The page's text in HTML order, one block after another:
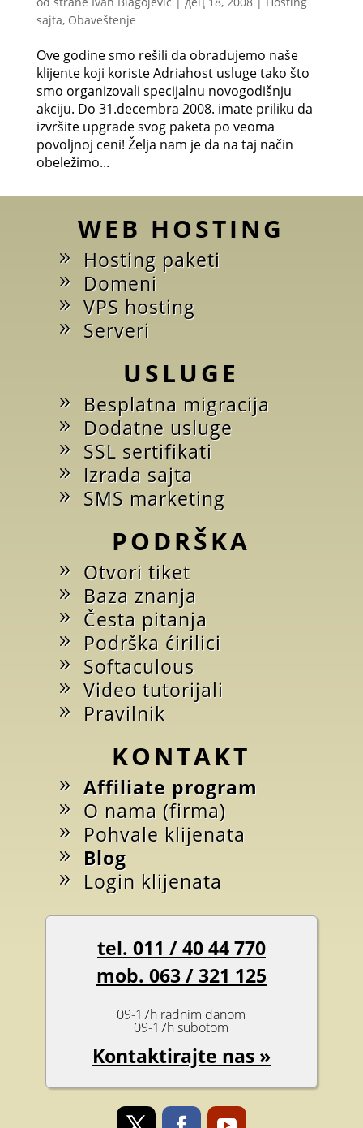
sajta, Obaveštenje
Ove godine smo rešili da obradujemo naše
klijente koji koriste Adriahost usluge tako što
smo organizovali specijalnu novogodišnju
akciju. Do 31.decembra 2008. imate priliku da
izvršite upgrade svog paketa po veoma
povoljnoj ceni! Želja nam je da na taj način
obeležimo...
WEB HOSTING
Hosting paketi
Domeni
VPS hosting
Serveri
USLUGE
Besplatna migracija
Dodatne usluge
SSL sertifikati
Izrada sajta
SMS marketing
PODRŠKA
Otvori tiket
Baza znanja
Česta pitanja
Podrška ćirilici
Softaculous
Video tutorijali
Pravilnik
KONTAKT
Affiliate program
O nama (firma)
Pohvale klijenata
Blog
Login klijenata
tel. 011 / 40 44 770
mob. 063 / 321 125
09-17h radnim danom
09-17h subotom
Kontaktirajte nas »